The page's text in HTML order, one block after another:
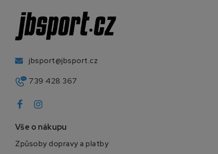
jbsport@jbsport.cz
739 428 367
Vše o nákupu
Způsoby dopravy a platby